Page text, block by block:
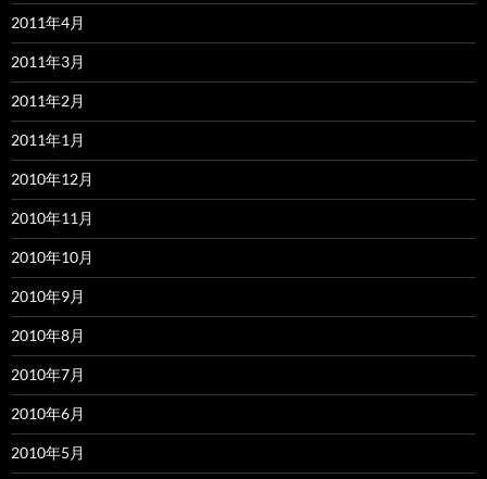
2011年4月
2011年3月
2011年2月
2011年1月
2010年12月
2010年11月
2010年10月
2010年9月
2010年8月
2010年7月
2010年6月
2010年5月